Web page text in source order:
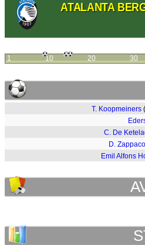
ATALANTA
1 10 20 30
T. Koopmeiners
C. De
D.
Emil Alfons